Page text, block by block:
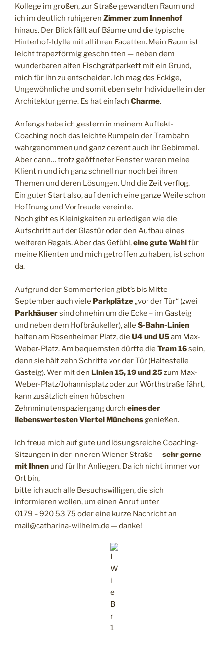
Kollege im großen, zur Straße gewandten Raum und
ich im deutlich ruhigeren Zimmer zum Innenhof
hinaus. Der Blick fällt auf Bäume und die typische
Hinterhof-Idylle mit all ihren Facetten. Mein Raum ist
leicht trapezförmig geschnitten — neben dem
wunderbaren alten Fischgrätparkett mit ein Grund,
mich für ihn zu entscheiden. Ich mag das Eckige,
Ungewöhnliche und somit eben sehr Individuelle in der
Architektur gerne. Es hat einfach Charme.
Anfangs habe ich gestern in meinem Auftakt-
Coaching noch das leichte Rumpeln der Trambahn
wahrgenommen und ganz dezent auch ihr Gebimmel.
Aber dann… trotz geöffneter Fenster waren meine
Klientin und ich ganz schnell nur noch bei ihren
Themen und deren Lösungen. Und die Zeit verflog.
Ein guter Start also, auf den ich eine ganze Weile schon
Hoffnung und Vorfreude vereinte.
Noch gibt es Kleinigkeiten zu erledigen wie die
Aufschrift auf der Glastür oder den Aufbau eines
weiteren Regals. Aber das Gefühl,eine gute Wahlfür
meine Klienten und mich getroffen zu haben, ist schon
da.
Aufgrund der Sommerferien gibt’s bis Mitte
September auch viele Parkplätze„vor der Tür“ (zwei
Parkhäusersind ohnehin um die Ecke – im Gasteig
und neben dem Hofbräukeller), alle S-Bahn-Linien
halten am Rosenheimer Platz, die U4 und U5am Max-
Weber-Platz. Am bequemsten dürfte die Tram 16sein,
denn sie hält zehn Schritte vor der Tür (Haltestelle
Gasteig). Wer mit den Linien 15, 19 und 25zum Max-
Weber-Platz/Johannisplatz oder zur Wörthstraße fährt,
kann zusätzlich einen hübschen
Zehnminutenspaziergang durch eines der
liebenswertesten Viertel Münchensgenießen.
Ich freue mich auf gute und lösungsreiche Coaching-
Sitzungen in der Inneren Wiener Straße —sehr gerne
mit Ihnen und für Ihr Anliegen. Da ich nicht immer vor
Ort bin,
bitte ich auch alle Besuchswilligen, die sich
informieren wollen, um einen Anruf unter
0179 – 920 53 75 oder eine kurze Nachricht an
mail@catharina-wilhelm.de — danke!